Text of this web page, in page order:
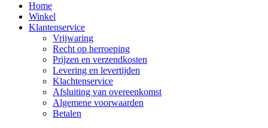
Home
Winkel
Klantenservice
Vrijwaring
Recht op herroeping
Prijzen en verzendkosten
Levering en levertijden
Klachtenservice
Afsluiting van overeenkomst
Algemene voorwaarden
Betalen